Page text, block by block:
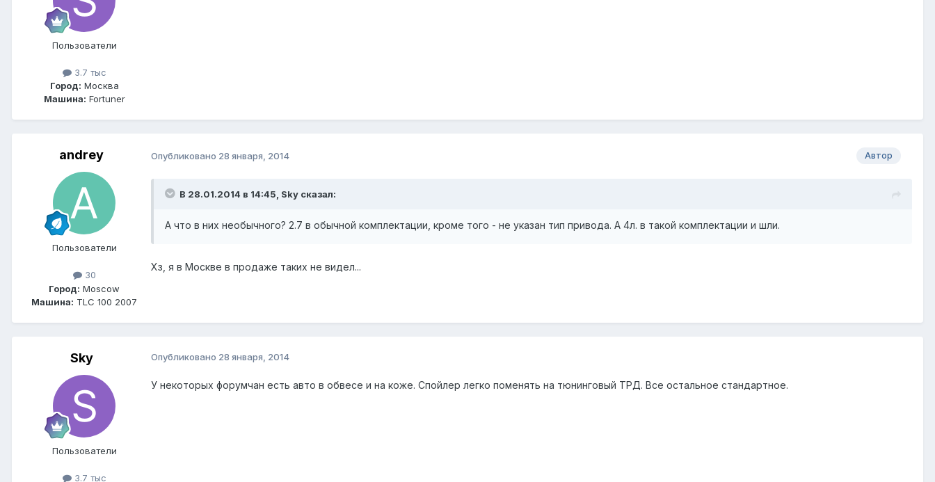
Пользователи
3.7 тыс
Город: Москва
Машина: Fortuner
andrey
Пользователи
30
Город: Moscow
Машина: TLC 100 2007
Автор
Опубликовано 28 января, 2014
В 28.01.2014 в 14:45, Sky сказал:
А что в них необычного? 2.7 в обычной комплектации, кроме того - не указан тип привода. А 4л. в такой комплектации и шли.
Хз, я в Москве в продаже таких не видел...
Sky
Пользователи
3.7 тыс
Опубликовано 28 января, 2014
У некоторых форумчан есть авто в обвесе и на коже. Спойлер легко поменять на тюнинговый ТРД. Все остальное стандартное.